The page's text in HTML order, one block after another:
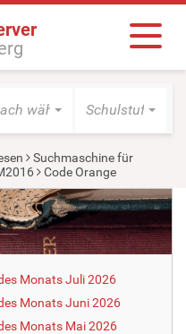
wählen Schulstufe
Suchmaschine für
Code Orange
Monats Juli 2026
Monats Juni 2026
Monats Mai 2026